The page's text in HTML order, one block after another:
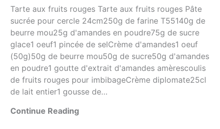
Tarte aux fruits rouges Tarte aux fruits rouges Pâte
sucrée pour cercle 24cm250g de farine T55140g de
beurre mou25g d'amandes en poudre75g de sucre
glace1 oeuf1 pincée de selCrème d'amandes1 oeuf
(50g)50g de beurre mou50g de sucre50g d'amandes
en poudre1 goutte d'extrait d'amandes amèrescoulis
de fruits rouges pour imbibageCrème diplomate25cl
de lait entier1 gousse de…
Continue Reading